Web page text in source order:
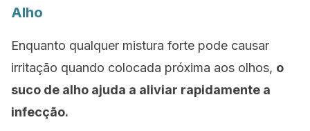
Alho
Enquanto qualquer mistura forte pode causar
irritação quando colocada próxima aos olhos, o
suco de alho ajuda a aliviar rapidamente a
infecção.